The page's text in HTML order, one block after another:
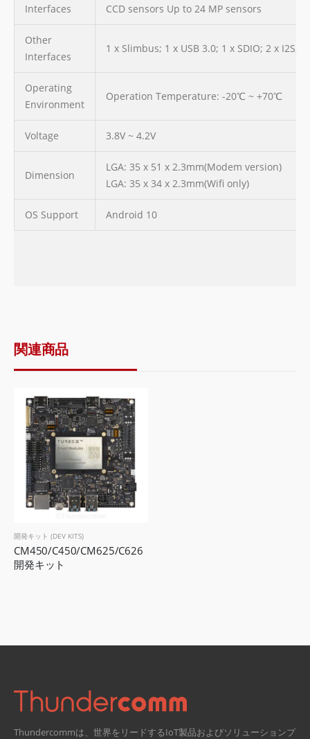
Interfaces
CCD sensors Up to 24 MP sensors
Other
Interfaces
1 x Slimbus; 1 x USB 3.0; 1 x SDIO; 2 x I2S; 8
Operating
Environment
Operation Temperature: -20℃ ~ +70℃
Voltage 3.8V ~ 4.2V
Dimension
LGA: 35 x 51 x 2.3mm(Modem version)
LGA: 35 x 34 x 2.3mm(Wifi only)
OS Support Android 10
関連商品
開発キット (DEV KITS)
CM450/C450/CM625/C626
開発キット
Thundercommは、世界をリードするIoT製品およびソリューションプ